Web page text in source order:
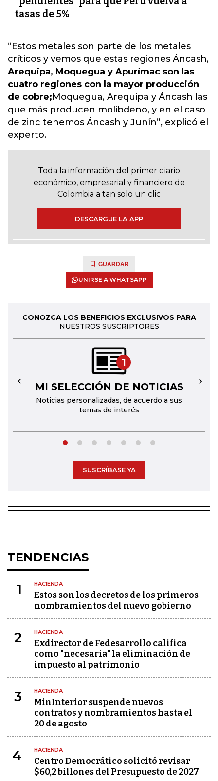
tasas de 5%
“Estos metales son parte de los metales
críticos y vemos que estas regiones Áncash,
Arequipa, Moquegua y Apurímac son las
cuatro regiones con la mayor producción
de cobre;Moquegua, Arequipa y Áncash las
que más producen molibdeno, y en el caso
de zinc tenemos Áncash y Junín”, explicó el
experto.
Toda la información del primer diario
económico, empresarial y financiero de
Colombia a tan solo un clic
DESCARGUE LA APP
GUARDAR
UNIRSE A WHATSAPP
CONOZCA LOS BENEFICIOS EXCLUSIVOS PARA
NUESTROS SUSCRIPTORES
1
MI SELECCIÓN DE NOTICIAS
Noticias personalizadas, de acuerdo a sus
temas de interés
← →
SUSCRÍBASE YA
TENDENCIAS
1 HACIENDA
Estos son los decretos de los primeros
nombramientos del nuevo gobierno
2 HACIENDA
Exdirector de Fedesarrollo califica
como "necesaria" la eliminación de
impuesto al patrimonio
3 HACIENDA
MinInterior suspende nuevos
contratos y nombramientos hasta el
20 de agosto
4 HACIENDA
Centro Democrático solicitó revisar
$60,2 billones del Presupuesto de 2027